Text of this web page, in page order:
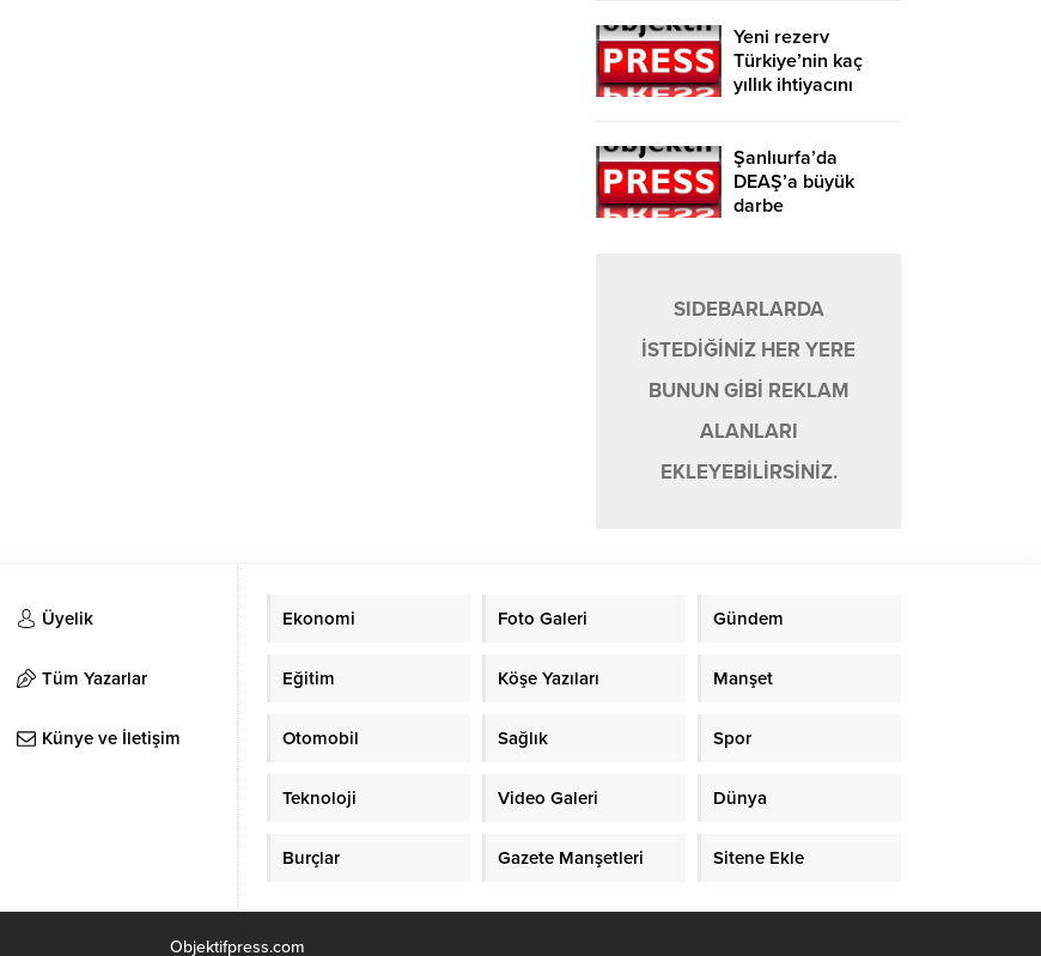
Yeni rezerv
Türkiye’nin kaç
yıllık ihtiyacını
Şanlıurfa’da
DEAŞ’a büyük
darbe
SIDEBARLARDA
İSTEDİĞİNİZ HER YERE
BUNUN GİBİ REKLAM
ALANLARI
EKLEYEBİLİRSİNİZ.
Üyelik
Tüm Yazarlar
Künye ve İletişim
Ekonomi Foto Galeri Gündem
Eğitim Köşe Yazıları Manşet
Otomobil Sağlık Spor
Teknoloji Video Galeri Dünya
Burçlar Gazete Manşetleri Sitene Ekle
Objektifpress.com